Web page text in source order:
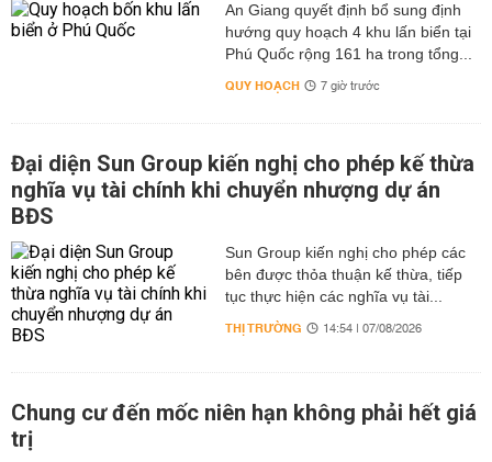
An Giang quyết định bổ sung định
hướng quy hoạch 4 khu lấn biển tại
Phú Quốc rộng 161 ha trong tổng...
QUY HOẠCH 7 giờ trước
Đại diện Sun Group kiến nghị cho phép kế thừa
nghĩa vụ tài chính khi chuyển nhượng dự án
BĐS
Sun Group kiến nghị cho phép các
bên được thỏa thuận kế thừa, tiếp
tục thực hiện các nghĩa vụ tài...
THỊ TRƯỜNG 14:54 | 07/08/2026
Chung cư đến mốc niên hạn không phải hết giá
trị